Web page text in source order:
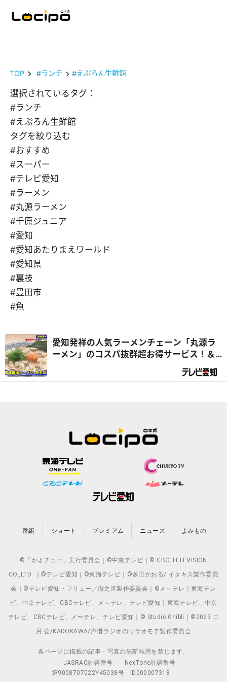
TOP #ランチ #えぷろん生鮮館
選択されているタグ：
#ランチ
#えぷろん生鮮館
タグを絞り込む
#おすすめ
#スーパー
#テレビ愛知
#ラーメン
#丸源ラーメン
#千原ジュニア
#愛知
#愛知あたりまえワールド
#愛知県
#裏技
#豊田市
#魚
愛知発祥の人気ラーメンチェーン「丸源ラ
ーメン」のコスパ抜群超お得サービス！＆
豊田市民が鮮魚コーナーに殺到！豊田の最
強スーパー「えぷろん生鮮館」に大仰天!!
番組 ショート プレミアム ニュース よみもの
©「かよチュー」実行委員会｜©中京テレビ｜© CBC TELEVISION
CO.,LTD. ｜©テレビ愛知｜©東海テレビ｜©多田かおる/ イタキス製作委員
会｜©テレビ愛知・フリュー／徹之進製作委員会｜©メ～テレ｜東海テレ
ビ、中京テレビ、CBCテレビ、メ～テレ、テレビ愛知｜東海テレビ、中京
テレビ、CBCテレビ、メ〜テレ、テレビ愛知｜© Studio Ghibli｜©2023 二
月 公/KADOKAWA/声優ラジオのウラオモテ製作委員会
各ページに掲載の記事・写真の無断転用を禁じます。
JASRAC許諾番号
NexTone許諾番号
第9008707022Y45038号
ID000007318